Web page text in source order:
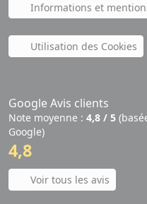
Informations et
Utilisation des Cookies
Google Avis clients
Note moyenne : 4,8 / 5
Google)
4,8
Voir tous les avis